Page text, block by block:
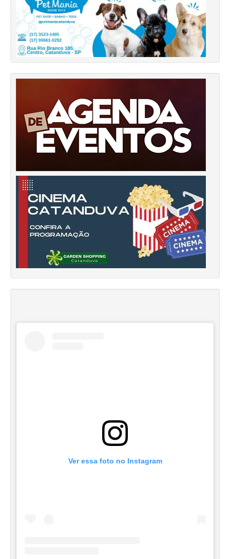
Ver essa foto no Instagram